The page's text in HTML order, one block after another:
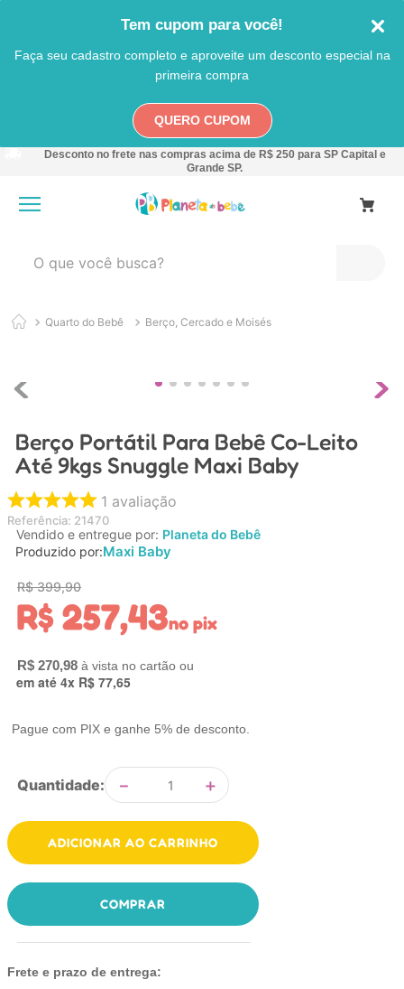
Tem cupom para você!
Faça seu cadastro completo e aproveite um desconto especial na
primeira compra
QUERO CUPOM
Desconto no frete nas compras acima de R$ 250 para SP Capital e
Grande SP.
Quarto do Bebê Berço, Cercado e Moisés
Berço Portátil Para Bebê Co-Leito
Até 9kgs Snuggle Maxi Baby
1 avaliação
Referência: 21470
Vendido e entregue por: Planeta do Bebê
Produzido por:Maxi Baby
R$ 399,90
R$ 257,43no pix
R$ 270,98
em até 4x R$ 77,65
Pague com PIX e ganhe 5% de desconto.
Quantidade ＋
－
ADICIONAR AO CARRINHO
COMPRAR
Frete e prazo de entrega:
1 º
carro
5º
chupeta
7º
carrinho bebe
8º
mamadeira
9º
brinquedo banho
10º brinquedo